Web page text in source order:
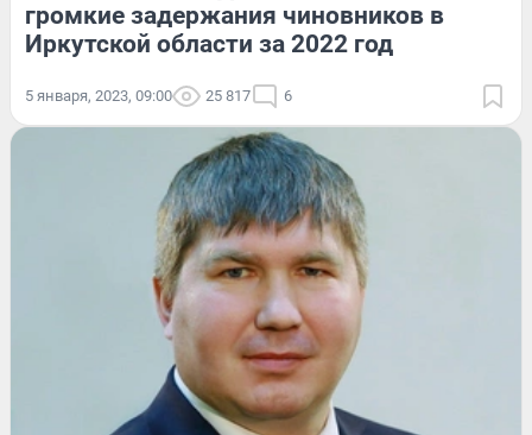
громкие задержания чиновников в
Иркутской области за 2022 год
5 января, 2023, 09:00 25 817 6